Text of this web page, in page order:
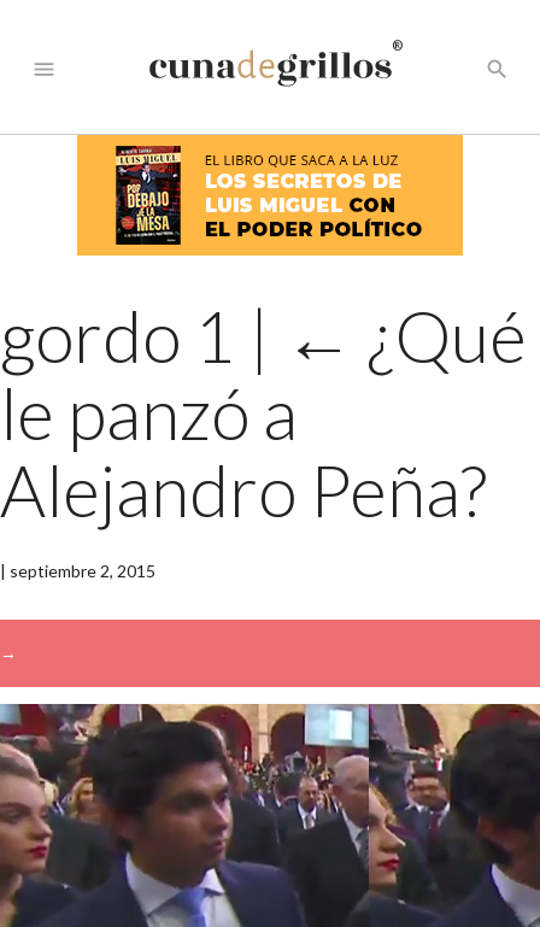
menu
®
search
gordo 1 | ← ¿Qué
le panzó a
Alejandro Peña?
| septiembre 2, 2015
→